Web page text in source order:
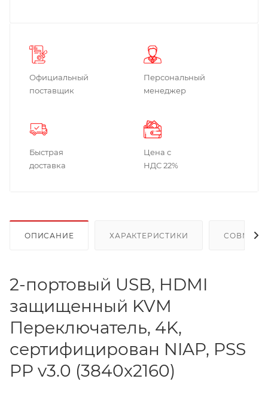
Официальный
поставщик
Персональный
менеджер
Быстрая
доставка
Цена с
НДС 22%
ОПИСАНИЕ ХАРАКТЕРИСТИКИ
2-портовый USB, HDMI
защищенный KVM
Переключатель, 4K,
сертифицирован NIAP, PSS
PP v3.0 (3840x2160)